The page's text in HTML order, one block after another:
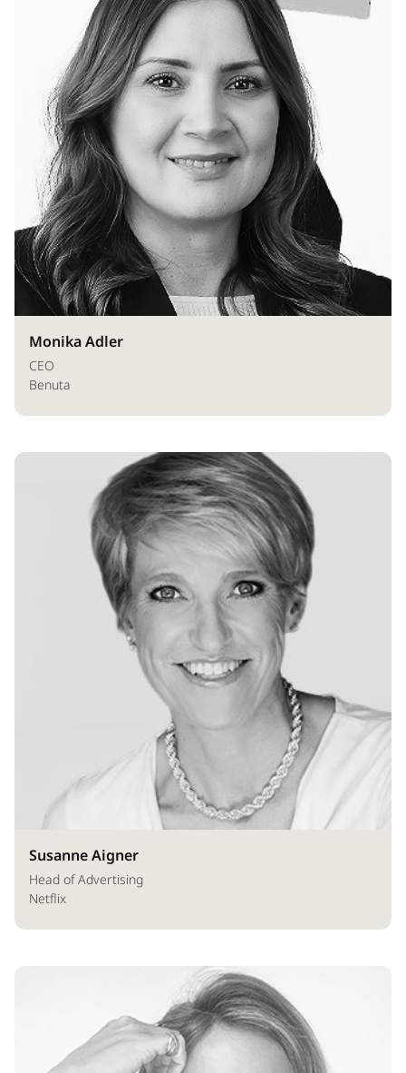
Monika Adler
CEO
Benuta
Susanne Aigner
Head of Advertising
Netflix